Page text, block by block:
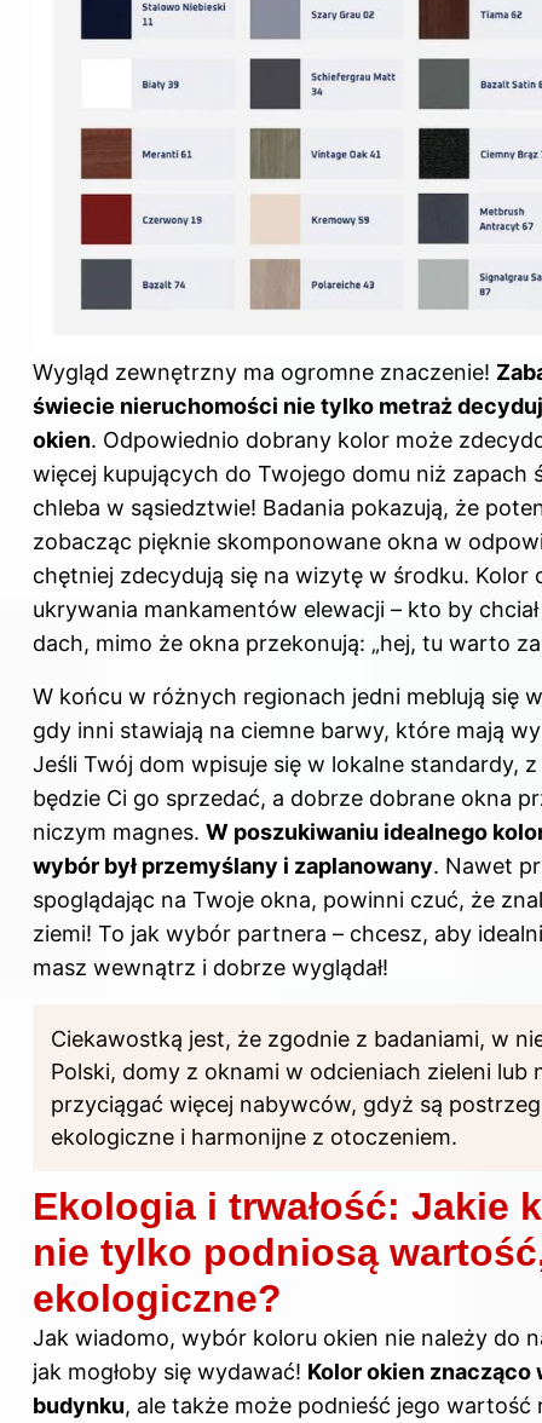
Wygląd zewnętrzny ma ogromne znaczenie!
świecie nieruchomości nie tylko metraż
okien. Odpowiednio dobrany kolor może
więcej kupujących do Twojego domu niż zapach
chleba w sąsiedztwie! Badania pokazują, że
zobacząc pięknie skomponowane okna w
chętniej zdecydują się na wizytę w środku. Kolor
ukrywania mankamentów elewacji – kto by
dach, mimo że okna przekonują: „hej, tu warto
W końcu w różnych regionach jedni meblują się
gdy inni stawiają na ciemne barwy, które mają
Jeśli Twój dom wpisuje się w lokalne standardy, z
będzie Ci go sprzedać, a dobrze dobrane okna
niczym magnes. W poszukiwaniu idealnego
wybór był przemyślany i zaplanowany. Nawet
spoglądając na Twoje okna, powinni czuć, że
ziemi! To jak wybór partnera – chcesz, aby
masz wewnątrz i dobrze wyglądał!
Ciekawostką jest, że zgodnie z badaniami, w
Polski, domy z oknami w odcieniach zieleni lub
przyciągać więcej nabywców, gdyż są
ekologiczne i harmonijne z otoczeniem.
Ekologia i trwałość: Jakie
nie tylko podniosą
ekologiczne?
Jak wiadomo, wybór koloru okien nie należy do
jak mogłoby się wydawać! Kolor okien znacząco
budynku, ale także może podnieść jego